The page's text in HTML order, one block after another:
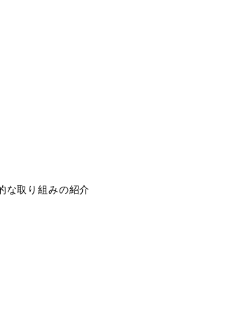
な取り組みの紹介